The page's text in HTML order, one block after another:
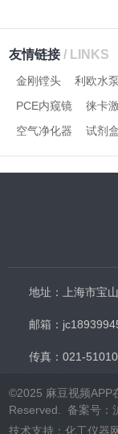
友情链接/ LINKS
金刚镗头 利欧水
PCE内窥镜
徕卡
空气净化器
试剂
地址：上海
邮箱：
传真：021-
©2025 麻豆视频APP
Reserved. 备案号
技术支持：化工仪器